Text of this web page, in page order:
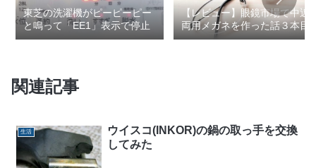
東芝の洗濯機がピーピーピー
と鳴って「EE1」表示で停止
【レビュー】眼鏡市場で中近
両用メガネを作った話３本目
関連記事
生活
ウイスコ(INKOR)の鍋の取っ手を交換
してみた